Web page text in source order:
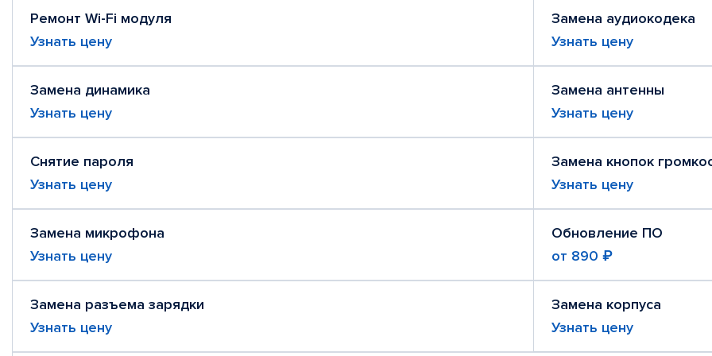
Ремонт Wi-Fi модуля
Узнать цену
Замена аудиокодека
Узнать цену
Замена динамика
Узнать цену
Замена антенны
Узнать цену
Снятие пароля
Узнать цену
Замена кнопок
Узнать цену
Замена микрофона
Узнать цену
Обновление ПО
от 890 ₽
Замена разъема зарядки
Узнать цену
Замена корпуса
Узнать цену